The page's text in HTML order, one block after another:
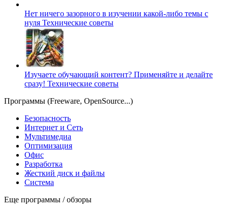
Нет ничего зазорного в изучении какой-либо темы с
нуля Технические советы
Изучаете обучающий контент? Применяйте и делайте
сразу! Технические советы
Программы (Freeware, OpenSource...)
Безопасность
Интернет и Сеть
Мультимедиа
Оптимизация
Офис
Разработка
Жесткий диск и файлы
Система
Еще программы / обзоры